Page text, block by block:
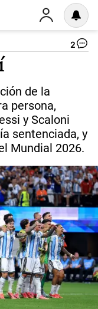
2
de la
persona,
y Scaloni
sentenciada, y
Mundial 2026.